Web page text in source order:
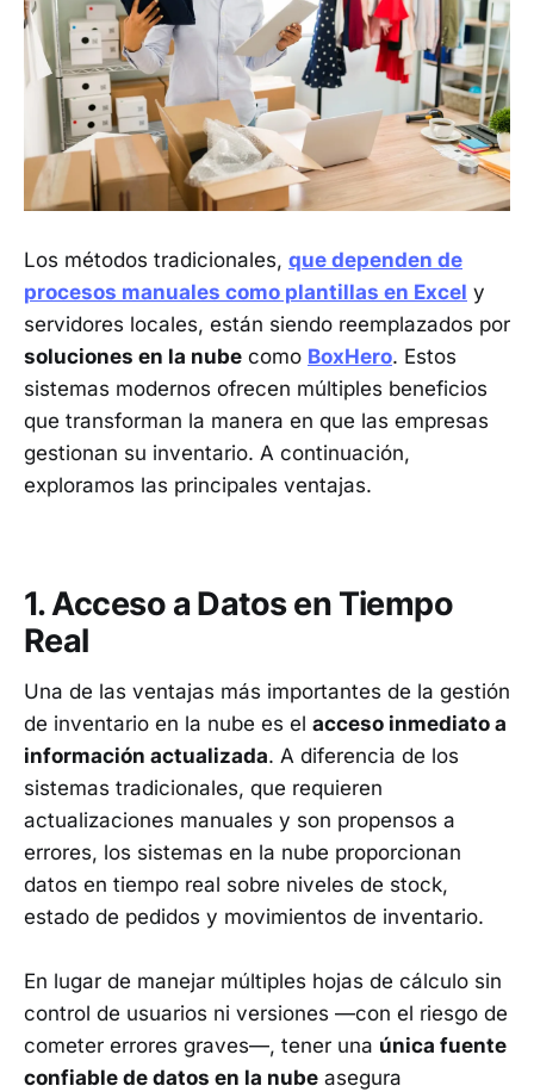
Los métodos tradicionales, que dependen de
procesos manuales como plantillas en Excel y
servidores locales, están siendo reemplazados por
soluciones en la nube como BoxHero. Estos
sistemas modernos ofrecen múltiples beneficios
que transforman la manera en que las empresas
gestionan su inventario. A continuación,
exploramos las principales ventajas.
1. Acceso a Datos en Tiempo
Real
Una de las ventajas más importantes de la gestión
de inventario en la nube es el acceso inmediato a
información actualizada. A diferencia de los
sistemas tradicionales, que requieren
actualizaciones manuales y son propensos a
errores, los sistemas en la nube proporcionan
datos en tiempo real sobre niveles de stock,
estado de pedidos y movimientos de inventario.
En lugar de manejar múltiples hojas de cálculo sin
control de usuarios ni versiones —con el riesgo de
cometer errores graves—, tener una única fuente
confiable de datos en la nube asegura